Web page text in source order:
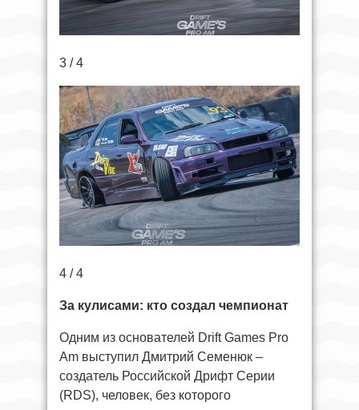
3 / 4
4 / 4
За кулисами: кто создал чемпионат
Одним из основателей Drift Games Pro
Am выступил Дмитрий Семенюк –
создатель Российской Дрифт Серии
(RDS), человек, без которого